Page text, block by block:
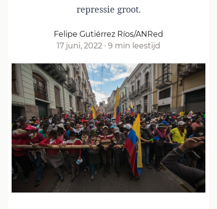
repressie groot.
Felipe Gutiérrez Ríos/ANRed
17 juni, 2022 · 9 min leestijd